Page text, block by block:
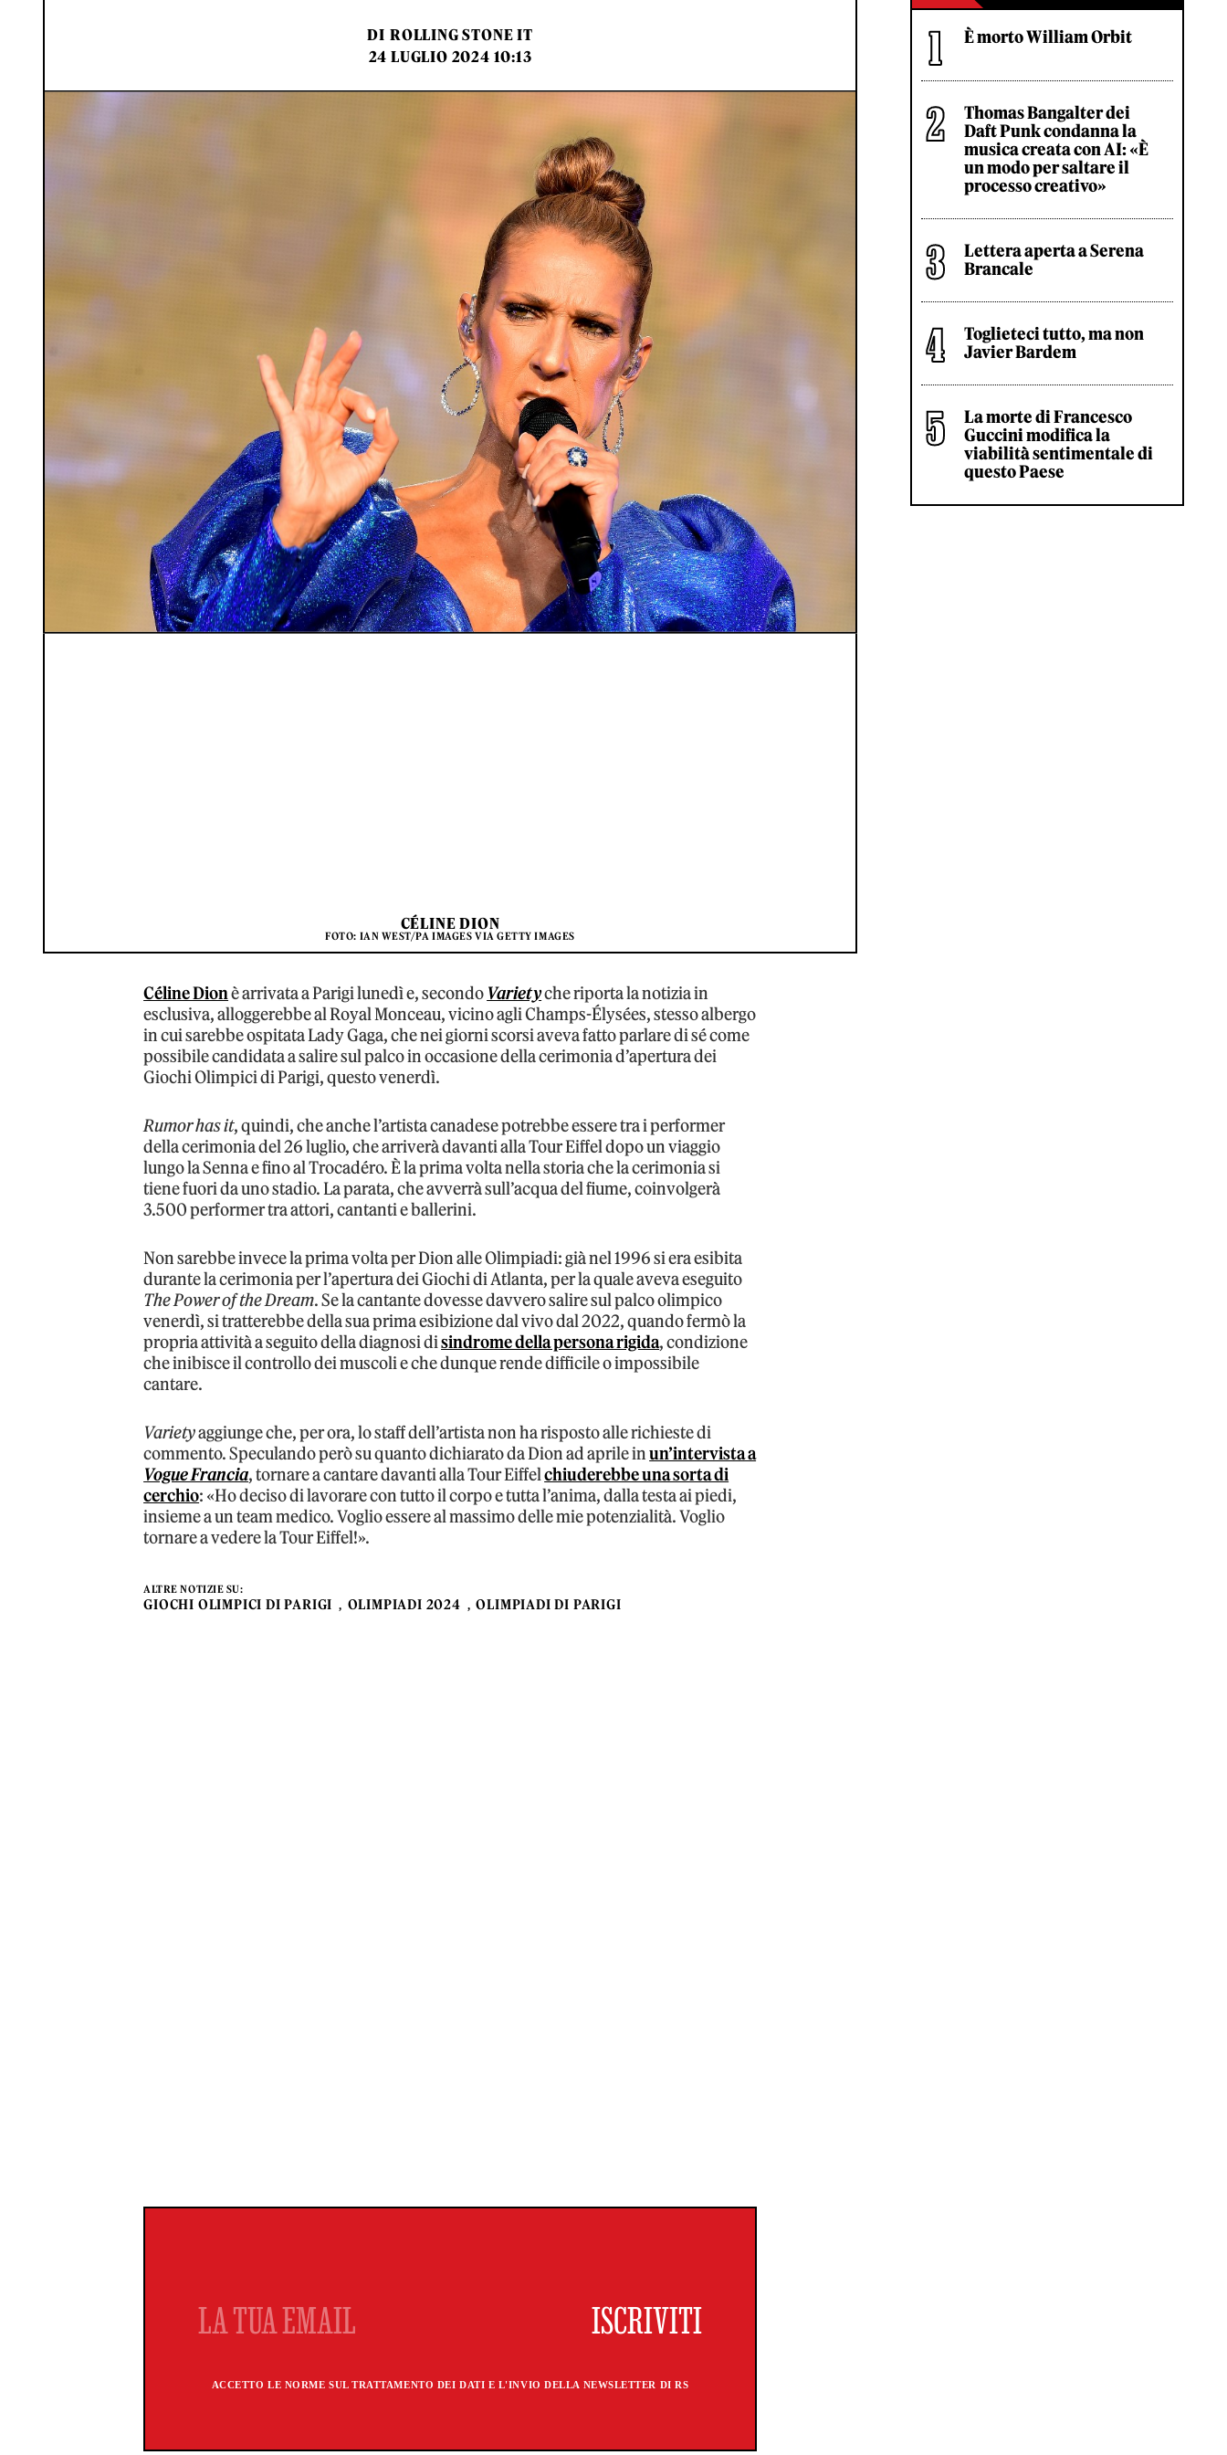
DI ROLLING STONE IT
24 LUGLIO 2024 10:13
CÉLINE DION
FOTO: IAN WEST/PA IMAGES VIA GETTY IMAGES
Céline Dionè arrivata a Parigi lunedì e, secondo Varietyche riporta la notizia in
esclusiva, alloggerebbe al Royal Monceau, vicino agli Champs-Élysées, stesso albergo
in cui sarebbe ospitata Lady Gaga, che nei giorni scorsi aveva fatto parlare di sé come
possibile candidata a salire sul palco in occasione della cerimonia d’apertura dei
Giochi Olimpici di Parigi, questo venerdì.
Rumor has it, quindi, che anche l’artista canadese potrebbe essere tra i performer
della cerimonia del 26 luglio, che arriverà davanti alla Tour Eiffel dopo un viaggio
lungo la Senna e fino al Trocadéro. È la prima volta nella storia che la cerimonia si
tiene fuori da uno stadio. La parata, che avverrà sull’acqua del fiume, coinvolgerà
3.500 performer tra attori, cantanti e ballerini.
Non sarebbe invece la prima volta per Dion alle Olimpiadi: già nel 1996 si era esibita
durante la cerimonia per l’apertura dei Giochi di Atlanta, per la quale aveva eseguito
The Power of the Dream. Se la cantante dovesse davvero salire sul palco olimpico
venerdì, si tratterebbe della sua prima esibizione dal vivo dal 2022, quando fermò la
propria attività a seguito della diagnosi disindrome della persona rigida, condizione
che inibisce il controllo dei muscoli e che dunque rende difficile o impossibile
cantare.
Varietyaggiunge che, per ora, lo staff dell’artista non ha risposto alle richieste di
commento. Speculando però su quanto dichiarato da Dion ad aprile inun’intervista a
Vogue Francia, tornare a cantare davanti alla Tour Eiffelchiuderebbe una sorta di
cerchio: «Ho deciso di lavorare con tutto il corpo e tutta l’anima, dalla testa ai piedi,
insieme a un team medico. Voglio essere al massimo delle mie potenzialità. Voglio
tornare a vedere la Tour Eiffel!».
ALTRE NOTIZIE SU:
GIOCHI OLIMPICI DI PARIGI OLIMPIADI 2024 OLIMPIADI DI PARIGI
ACCETTO LE NORME SUL TRATTAMENTO DEI DATI E L'INVIO DELLA NEWSLETTER DI RS
È morto William Orbit
Thomas Bangalter dei
Daft Punk condanna la
musica creata con AI: «È
un modo per saltare il
processo creativo»
Lettera aperta a Serena
Brancale
Toglieteci tutto, ma non
Javier Bardem
La morte di Francesco
Guccini modifica la
viabilità sentimentale di
questo Paese